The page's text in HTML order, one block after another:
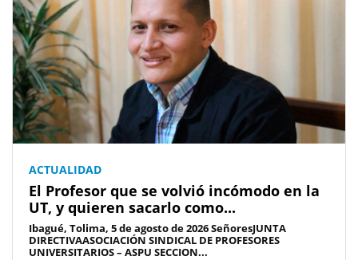
ACTUALIDAD
El Profesor que se volvió incómodo en la
UT, y quieren sacarlo como...
Ibagué, Tolima, 5 de agosto de 2026 SeñoresJUNTA
DIRECTIVAASOCIACIÓN SINDICAL DE PROFESORES
UNIVERSITARIOS – ASPU SECCION...